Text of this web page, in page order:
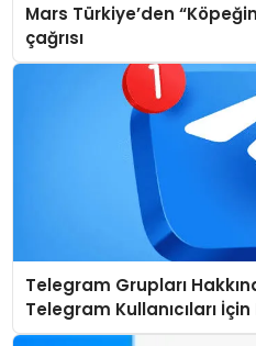
Mars Türkiye’den
çağrısı
Telegram Grupları
Telegram Kullanıcıları
Rehberi